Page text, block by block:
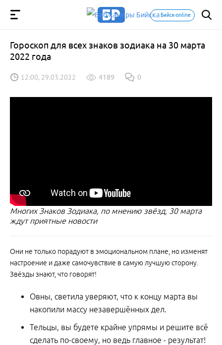
Бийск-online
Гороскоп для всех знаков зодиака на 30 марта
2022 года
12:00, 29.03.2022 4189 0
Многих Знаков Зодиака, по мнению звёзд, 30 марта
ждут приятные новости
Они не только порадуют в эмоциональном плане, но изменят
настроение и даже самочувствие в самую лучшую сторону.
Звёзды знают, что говорят!
Овны, светила уверяют, что к концу марта вы
накопили массу незавершённых дел.
Тельцы, вы будете крайне упрямы и решите всё
сделать по-своему, но ведь главное - результат!